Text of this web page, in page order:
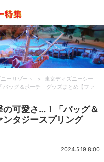
ーリゾート >
東京ディズニーシー
バッグ＆ポーチ」グッズまとめ【ファ
の可愛さ…！「バッグ＆
タジースプリング
2024.5.19 8:00